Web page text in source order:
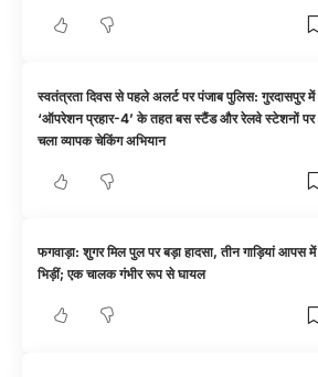
स्वतंत्रता दिवस से पहले अलर्ट पर पंजाब पुलिस: गुरदासपुर में
‘ऑपरेशन प्रहार-4’ के तहत बस स्टैंड और रेलवे स्टेशनों पर
चला व्यापक चेकिंग अभियान
फगवाड़ा: शुगर मिल पुल पर बड़ा हादसा, तीन गाड़ियां आपस में
भिड़ीं; एक चालक गंभीर रूप से घायल